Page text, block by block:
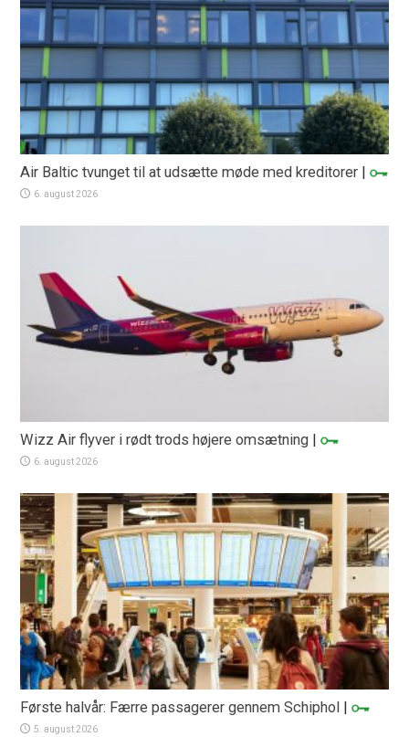
Air Baltic tvunget til at udsætte møde med kreditorer |
6. august 2026
Wizz Air flyver i rødt trods højere omsætning |
6. august 2026
Første halvår: Færre passagerer gennem Schiphol |
5. august 2026